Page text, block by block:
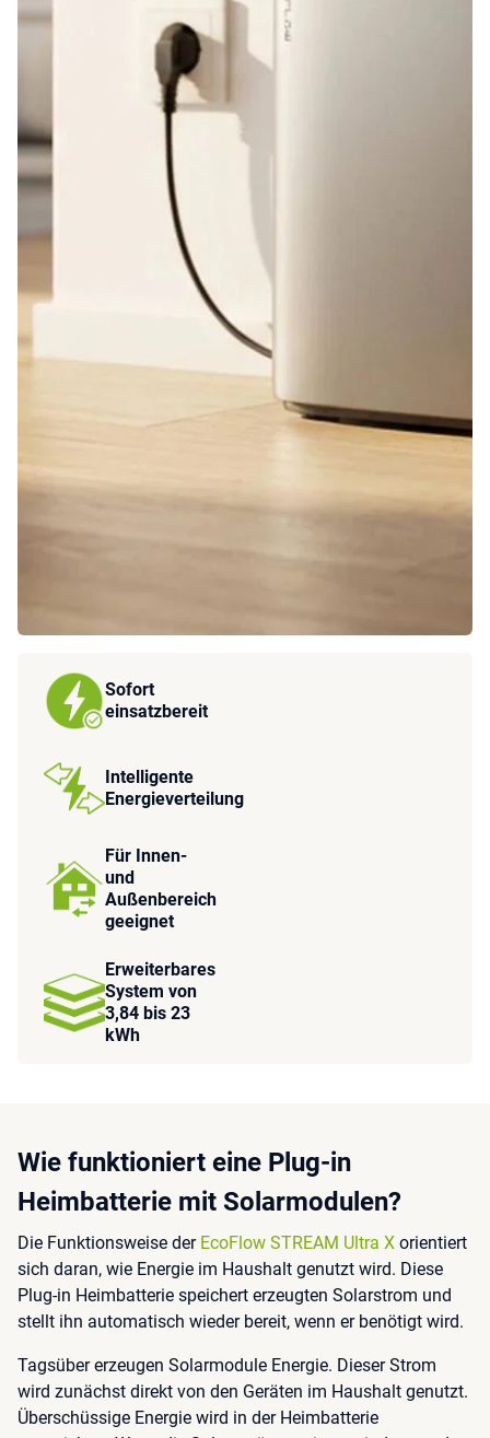
Sofort
einsatzbereit
Intelligente
Energieverteilung
Für Innen-
und
Außenbereich
geeignet
Erweiterbares
System von
3,84 bis 23
kWh
Wie funktioniert eine Plug-in
Heimbatterie mit Solarmodulen?
Die Funktionsweise der EcoFlow STREAM Ultra X orientiert
sich daran, wie Energie im Haushalt genutzt wird. Diese
Plug-in Heimbatterie speichert erzeugten Solarstrom und
stellt ihn automatisch wieder bereit, wenn er benötigt wird.
Tagsüber erzeugen Solarmodule Energie. Dieser Strom
wird zunächst direkt von den Geräten im Haushalt genutzt.
Überschüssige Energie wird in der Heimbatterie